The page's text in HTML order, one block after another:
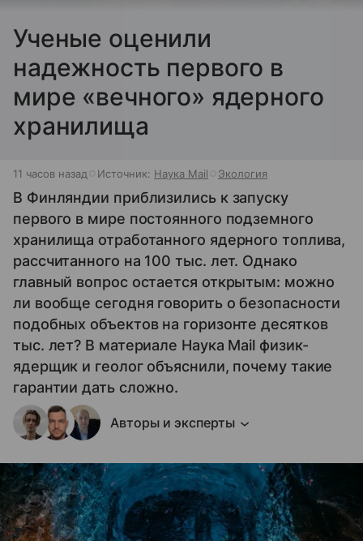
Ученые оценили
надежность первого в
мире «вечного» ядерного
хранилища
11 часов назад Источник: Наука Mail Экология
В Финляндии приблизились к запуску
первого в мире постоянного подземного
хранилища отработанного ядерного топлива,
рассчитанного на 100 тыс. лет. Однако
главный вопрос остается открытым: можно
ли вообще сегодня говорить о безопасности
подобных объектов на горизонте десятков
тыс. лет? В материале Наука Mail физик-
ядерщик и геолог объяснили, почему такие
гарантии дать сложно.
Авторы и эксперты